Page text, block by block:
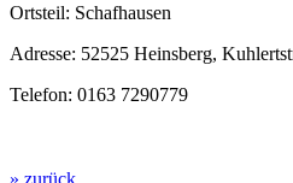
Ortsteil: Schafhausen
Adresse: 52525 Heinsberg,
Telefon: 0163 7290779
» zurück